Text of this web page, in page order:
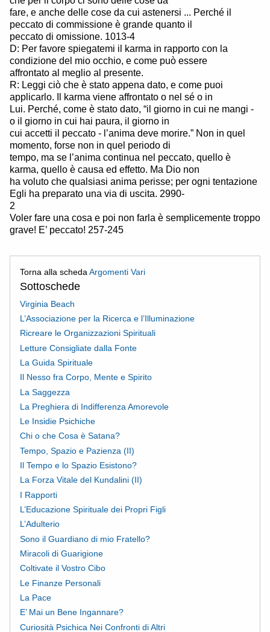
fare, e anche delle cose da cui astenersi ... Perché il
peccato di commissione è grande quanto il
peccato di omissione. 1013-4
D: Per favore spiegatemi il karma in rapporto con la
condizione del mio occhio, e come può essere
affrontato al meglio al presente.
R: Leggi ciò che è stato appena dato, e come puoi
applicarlo. Il karma viene affrontato o nel sé o in
Lui. Perché, come è stato dato, “il giorno in cui ne mangi -
o il giorno in cui hai paura, il giorno in
cui accetti il peccato - l’anima deve morire.” Non in quel
momento, forse non in quel periodo di
tempo, ma se l’anima continua nel peccato, quello è
karma, quello è causa ed effetto. Ma Dio non
ha voluto che qualsiasi anima perisse; per ogni tentazione
Egli ha preparato una via di uscita. 2990-
2
Voler fare una cosa e poi non farla è semplicemente troppo
grave! E’ peccato! 257-245
Torna alla scheda Argomenti Vari
Sottoschede
Virginia Beach
L’Associazione per la Ricerca e l’Illuminazione
Ricreare le Organizzazioni Spirituali
Letture Consigliate dalla Fonte
La Guida Spirituale
Il Nesso fra Corpo, Mente e Spirito
La Saggezza
La Preghiera di Indifferenza Amorevole
Le Insidie Psichiche
Chi o che Cosa è Satana?
Tempo, Spazio e Pazienza (II)
Il Tempo e lo Spazio Esistono?
La Forza Vitale del Kundalini (II)
I Rapporti
L’Educazione Spirituale dei Propri Figli
L’Adulterio
Sono il Guardiano di mio Fratello?
Miracoli di Guarigione
Coltivate il Vostro Cibo
Le Finanze Personali
La Pace
E’ Mai un Bene Ingannare?
Curiosità Psichica Nei Confronti di Altri